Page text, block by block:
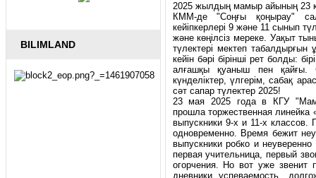
BILIMLAND
2025 жылдың мамыр айының 23
КММ-де "Соңғы қоңырау"
кейіпкерлері 9 және 11 сынып
және көңілсіз мереке. Уақыт
түлектері мектеп табалдырғын
кейін бәрі бірінші рет болды:
алғашқы қуаныш пен қайғы.
күнделіктер, үлгерім, сабақ
сәт сапар түлектер 2025!
23 мая 2025 года в КГУ
прошла торжественная линейка
выпускники 9-х и 11-х классов.
одновременно. Время бежит
выпускники робко и
первая учительница, первый
огорчения. Но вот уже звенит
дневники успеваемость,